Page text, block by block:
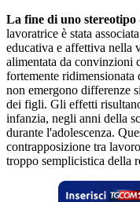
La fine di uno stereotipo
lavoratrice è stata
educativa e affettiva nella
alimentata da convinzioni
fortemente
non emergono differenze
dei figli. Gli effetti
infanzia, negli anni della
durante l'adolescenza.
contrapposizione tra
troppo semplicistica della